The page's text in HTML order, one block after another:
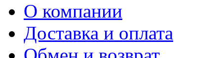
О компании
Доставка и оплата